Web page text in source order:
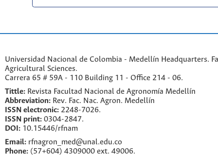
Universidad Nacional de Colombia - Medellín Headquarters.
Agricultural Sciences.
Carrera 65 # 59A - 110 Building 11 - Office 214 - 06.
Tittle: Revista Facultad Nacional de Agronomía Medellín
Abbreviation: Rev. Fac. Nac. Agron. Medellín
ISSN electronic: 2248-7026.
ISSN print: 0304-2847.
DOI: 10.15446/rfnam
Email: rfnagron_med@unal.edu.co
Phone: (57+604) 4309000 ext. 49006.